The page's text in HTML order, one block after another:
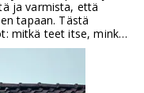
ja varmista, että
tapaan. Tästä
mitkä teet itse, minkä
ajoissa ja mitä ensi